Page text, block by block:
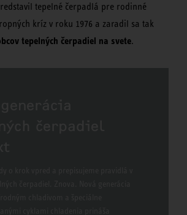
predstavil tepelné čerpadlá pre rodinné
kríz v roku 1976 a zaradil sa tak
tepelných čerpadiel na svete.